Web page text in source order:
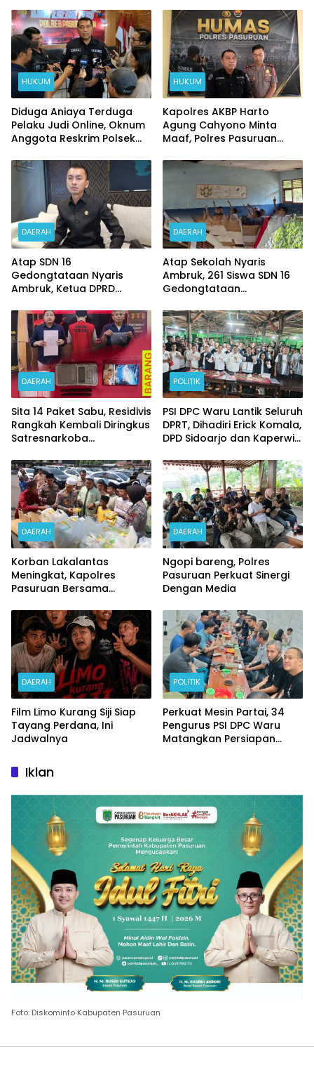
HUKUM
Diduga Aniaya Terduga
Pelaku Judi Online, Oknum
Anggota Reskrim Polsek
HUKUM
Kapolres AKBP Harto
Agung Cahyono Minta
Maaf, Polres Pasuruan
Meninggalnya Terduga
Pelaku Judi Online
DAERAH
Atap SDN 16
Gedongtataan Nyaris
Ambruk, Ketua DPRD
Perjuangkan Anggaran
Perbaikan
DAERAH
Atap Sekolah Nyaris
Ambruk, 261 Siswa SDN 16
Gedongtataan
Demi Belajar
DAERAH
Sita 14 Paket Sabu, Residivis
Rangkah Kembali Diringkus
Satresnarkoba
POLITIK
PSI DPC Waru Lantik Seluruh
DPRT, Dihadiri Erick Komala,
DPD Sidoarjo dan Kaperwil
DAERAH
Korban Lakalantas
Meningkat, Kapolres
Pasuruan Bersama
Ghaib dan Doa Bersama
DAERAH
Ngopi bareng, Polres
Pasuruan Perkuat Sinergi
Dengan Media
DAERAH
Film Limo Kurang Siji Siap
Tayang Perdana, Ini
Jadwalnya
POLITIK
Perkuat Mesin Partai, 34
Pengurus PSI DPC Waru
Matangkan Persiapan
Iklan
Foto: Diskominfo Kabupaten Pasuruan